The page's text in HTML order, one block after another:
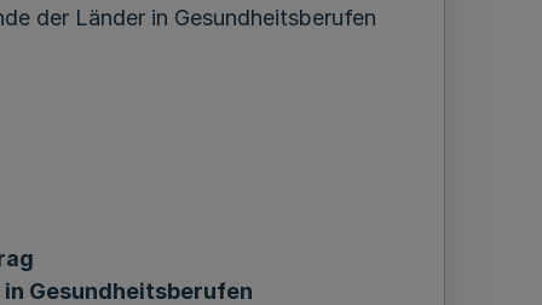
der Länder in Gesundheitsberufen
Gesundheitsberufen